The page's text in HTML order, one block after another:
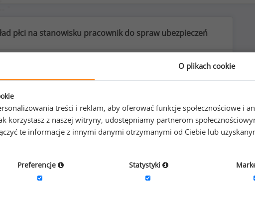
płci na stanowisku pracownik do spraw ubezpieczeń
O plikach cookie
treści i reklam, aby oferować funkcje społecznościowe i
korzystasz z naszej witryny, udostępniamy partnerom
te informacje z innymi danymi otrzymanymi od Ciebie lub
Preferencje Statystyki